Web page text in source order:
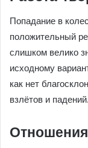
Попадание в
положительный
слишком велико
исходному
как нет
взлётов и
Отношения